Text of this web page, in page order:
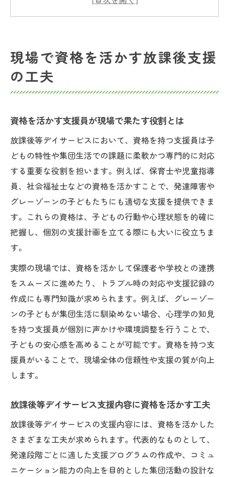
プラス
放課後デイサービスの支援員資格が生む安
心感
資格を活かす支援で子どもの特性を深く理
解
支援員資格が生きる放課後等デイサービス
の対応例
放課後等デイサービス支援内容に合わせた
資格活用
グレーゾーンの子どもに資格を活かす支援
のコツ
極める
柔軟な発想で挑む放課後デイの資格実践
資格を活かす柔軟な発想が支援に広がりを
生む
支援内容と資格の強みを掛け合わせる実践
方法
資格を活かす工夫で生まれる子どもへの配
慮
支援プログラムに資格を活かす発想を取り
入れる
グレーゾーン対応に役立つ資格の知識
現場で資格を活かす放課後支援
の工夫
資格を活かす支援員が現場で果たす役割とは
放課後等デイサービスにおいて、資格を持つ支援員は子
どもの特性や集団生活での課題に柔軟かつ専門的に対応
する重要な役割を担います。例えば、保育士や児童指導
員、社会福祉士などの資格を活かすことで、発達障害や
グレーゾーンの子どもたちにも適切な支援を提供できま
す。これらの資格は、子どもの行動や心理状態を的確に
把握し、個別の支援計画を立てる際にも大いに役立ちま
す。
実際の現場では、資格を活かして保護者や学校との連携
をスムーズに進めたり、トラブル時の対応や支援記録の
作成にも専門知識が求められます。例えば、グレーゾー
ンの子どもが集団生活に馴染めない場合、心理学の知見
を持つ支援員が個別に声かけや環境調整を行うことで、
子どもの安心感を高めることが可能です。資格を持つ支
援員がいることで、現場全体の信頼性や支援の質が向上
します。
放課後等デイサービス支援内容に資格を活かす工夫
放課後等デイサービスの支援内容には、資格を活かした
さまざまな工夫が求められます。代表的なものとして、
発達段階ごとに適した支援プログラムの作成や、コミュ
ニケーション能力の向上を目的とした集団活動の設計な